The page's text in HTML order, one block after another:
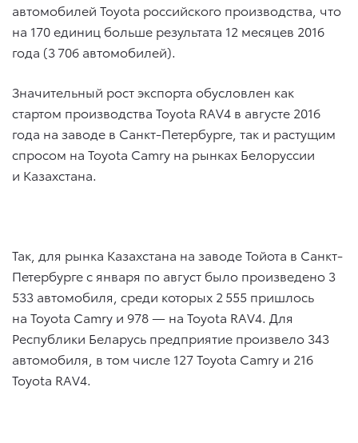
автомобилей Toyota российского производства, что
на 170 единиц больше результата 12 месяцев 2016
года (3 706 автомобилей).
Значительный рост экспорта обусловлен как
стартом производства Toyota RAV4 в августе 2016
года на заводе в Санкт-Петербурге, так и растущим
спросом на Toyota Camry на рынках Белоруссии
и Казахстана.
Так, для рынка Казахстана на заводе Тойота в Санкт-
Петербурге с января по август было произведено 3
533 автомобиля, среди которых 2 555 пришлось
на Toyota Camry и 978 — на Toyota RAV4. Для
Республики Беларусь предприятие произвело 343
автомобиля, в том числе 127 Toyota Camry и 216
Toyota RAV4.